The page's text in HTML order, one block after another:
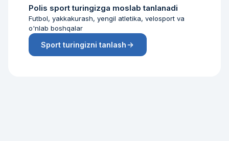
Polis sport turingizga moslab tanlanadi
Futbol, yakkakurash, yengil atletika, velosport va
o'nlab boshqalar
Sport turingizni tanlash